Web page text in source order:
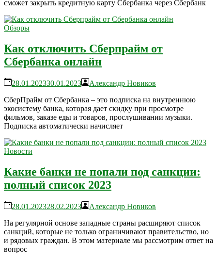
сможет закрыть кредитную карту Сбербанка через Сбербанк
Обзоры
Как отключить Сберпрайм от
Сбербанка онлайн
28.01.202330.01.2023
Александр Новиков
СберПрайм от Сбербанка – это подписка на внутреннюю
экосистему банка, которая дает скидку при просмотре
фильмов, заказе еды и товаров, прослушивании музыки.
Подписка автоматически начисляет
Новости
Какие банки не попали под санкции:
полный список 2023
28.01.202328.02.2023
Александр Новиков
На регулярной основе западные страны расширяют список
санкций, которые не только ограничивают правительство, но
и рядовых граждан. В этом материале мы рассмотрим ответ на
вопрос